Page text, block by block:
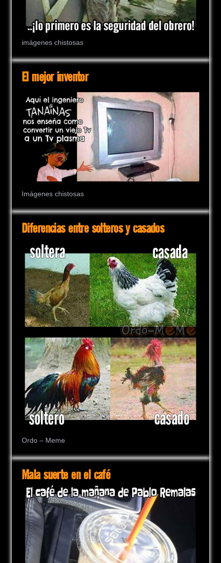
imágenes chistosas
El mejor inventor
Imágenes chistosas
Diferencias entre solteros y casados
Ordo – Meme
Mala suerte en el café